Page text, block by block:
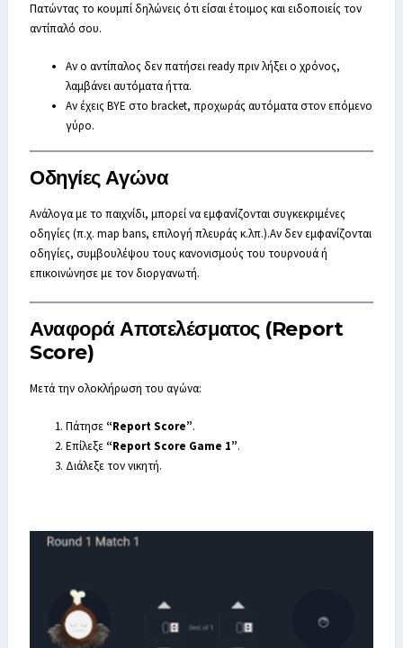
Πατώντας το κουμπί δηλώνεις ότι είσαι έτοιμος και ειδοποιείς τον
αντίπαλό σου.
Αν ο αντίπαλος δεν πατήσει ready πριν λήξει ο χρόνος,
λαμβάνει αυτόματα ήττα.
Αν έχεις BYE στο bracket, προχωράς αυτόματα στον επόμενο
γύρο.
Οδηγίες Αγώνα
Ανάλογα με το παιχνίδι, μπορεί να εμφανίζονται συγκεκριμένες
οδηγίες (π.χ. map bans, επιλογή πλευράς κ.λπ.).Αν δεν εμφανίζονται
οδηγίες, συμβουλέψου τους κανονισμούς του τουρνουά ή
επικοινώνησε με τον διοργανωτή.
Αναφορά Αποτελέσματος (Report
Score)
Μετά την ολοκλήρωση του αγώνα:
Πάτησε “Report Score”.
Επίλεξε “Report Score Game 1”.
Διάλεξε τον νικητή.